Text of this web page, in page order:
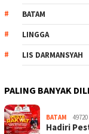
BATAM
LINGGA
LIS DARMANSYAH
PALING BANYAK
BATAM
Hadiri